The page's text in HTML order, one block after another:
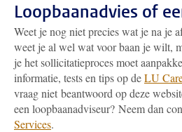
Loopbaanadvies of
Weet je nog niet precies wat je na je
weet je al wel wat voor baan je wilt,
je het sollicitatieproces moet
informatie, tests en tips op deLU
vraag niet beantwoord op deze
een loopbaanadviseur? Neem dan
Services.